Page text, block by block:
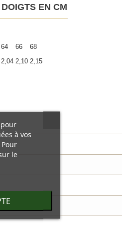
EN CM
64 66
68
2,04 2,10 2,15
à vos
le